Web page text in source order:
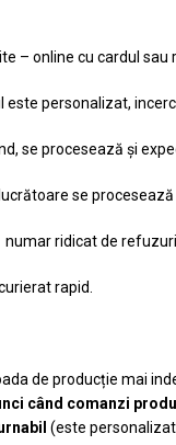
– online cu cardul sau
este personalizat,
se procesează și
se
ridicat de
rapid.
de producție mai
când comanzi
(este